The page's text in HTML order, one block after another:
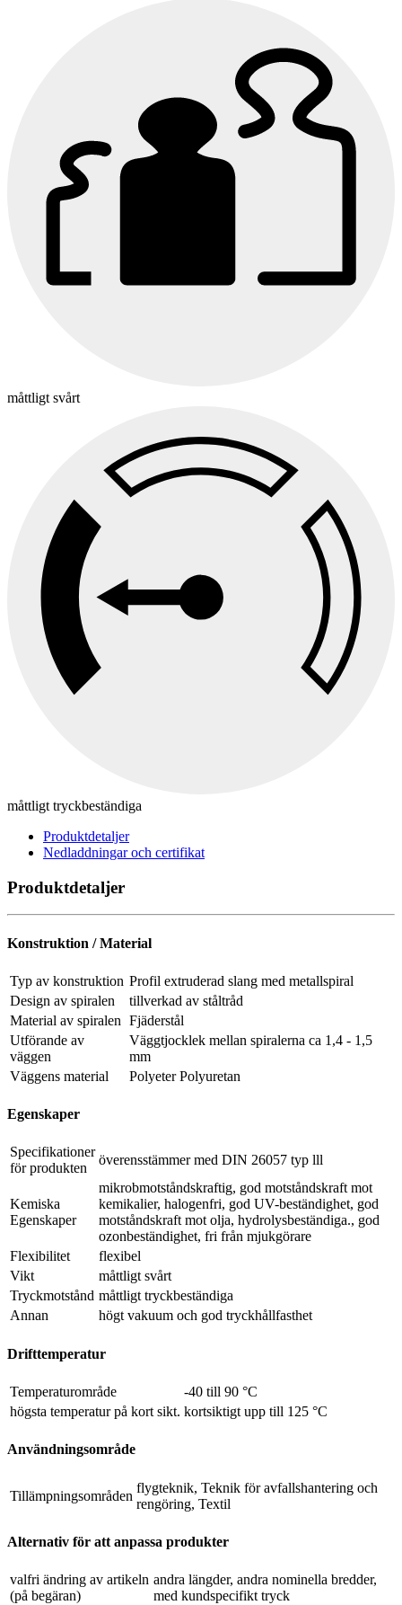
måttligt svårt
måttligt tryckbeständiga
Produktdetaljer
Nedladdningar och certifikat
Produktdetaljer
Konstruktion / Material
Typ av konstruktion Profil extruderad slang med metallspiral
Design av spiralen
tillverkad av ståltråd
Material av spiralen Fjäderstål
Utförande av
väggen
Väggtjocklek mellan spiralerna ca 1,4 - 1,5
mm
Väggens material
Polyeter Polyuretan
Egenskaper
Specifikationer
för produkten
överensstämmer med DIN 26057 typ lll
Kemiska
Egenskaper
mikrobmotståndskraftig, god motståndskraft mot
kemikalier, halogenfri, god UV-beständighet, god
motståndskraft mot olja, hydrolysbeständiga., god
ozonbeständighet, fri från mjukgörare
Flexibilitet
flexibel
Vikt
måttligt svårt
Tryckmotstånd måttligt tryckbeständiga
Annan
högt vakuum och god tryckhållfasthet
Drifttemperatur
Temperaturområde
-40 till 90 °C
högsta temperatur på kort sikt. kortsiktigt upp till 125 °C
Användningsområde
Tillämpningsområden
flygteknik, Teknik för avfallshantering och
rengöring, Textil
Alternativ för att anpassa produkter
valfri ändring av artikeln
(på begäran)
andra längder, andra nominella bredder,
med kundspecifikt tryck